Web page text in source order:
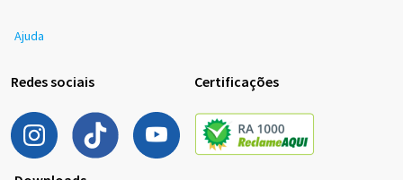
Ajuda
Redes sociais Certificações